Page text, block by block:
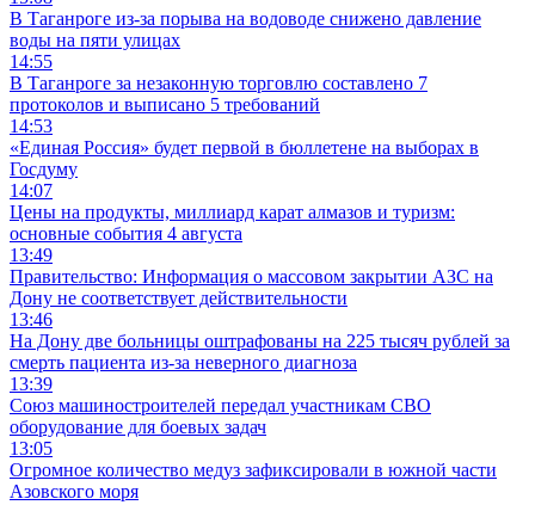
В Таганроге из-за порыва на водоводе снижено давление
воды на пяти улицах
14:55
В Таганроге за незаконную торговлю составлено 7
протоколов и выписано 5 требований
14:53
«Единая Россия» будет первой в бюллетене на выборах в
Госдуму
14:07
Цены на продукты, миллиард карат алмазов и туризм:
основные события 4 августа
13:49
Правительство: Информация о массовом закрытии АЗС на
Дону не соответствует действительности
13:46
На Дону две больницы оштрафованы на 225 тысяч рублей за
смерть пациента из-за неверного диагноза
13:39
Союз машиностроителей передал участникам СВО
оборудование для боевых задач
13:05
Огромное количество медуз зафиксировали в южной части
Азовского моря